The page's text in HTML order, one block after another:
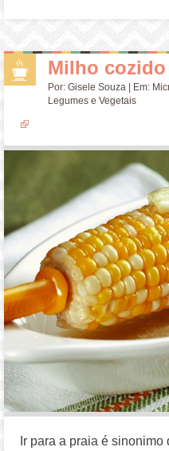
Milho
Por:Gisele Souza | Em:
Legumes e Vegetais
Ir para a praia é sinonimo